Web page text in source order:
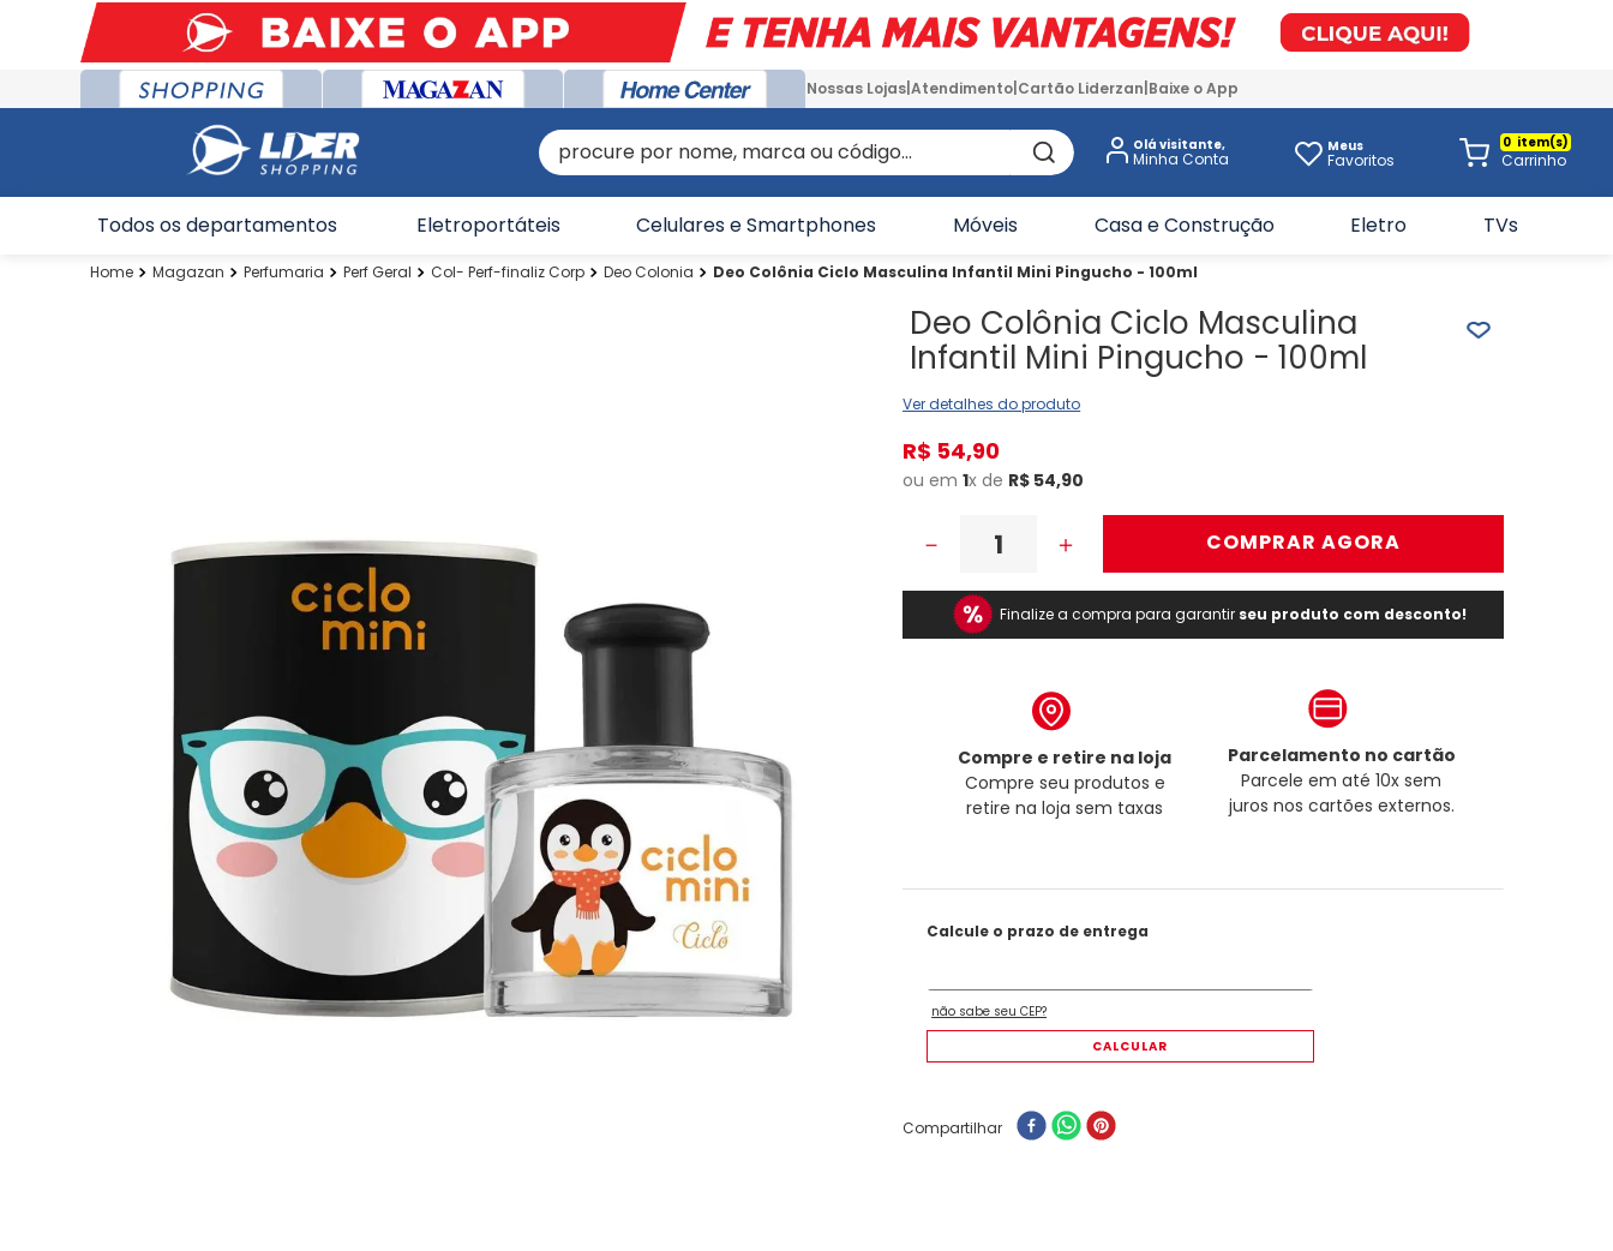
Nossas Lojas Atendimento Cartão Liderzan Baixe o App
procure por nome, marca ou código... Olá visitante, Meus
Favoritos
0
Todos os departamentos Eletroportáteis Celulares e Smartphones Móveis Casa e Construção Eletro TVs
Magazan Perfumaria Perf Geral Col- Perf-finaliz Corp Deo Colonia Deo Colônia Ciclo Masculina Infantil Mini Pingucho - 100ml
Deo Colônia Ciclo Masculina
Infantil Mini Pingucho - 100ml
Ver detalhes do produto
R$ 54,90
ou em1x de R$ 54,90
＋
－ COMPRAR AGORA
Finalize a compra para garantir seu produto com desconto!
Compre e retire na loja
Compre seu produtos e
retire na loja sem taxas
Parcelamento no cartão
Parcele em até 10x sem
juros nos cartões externos.
Compartilhar